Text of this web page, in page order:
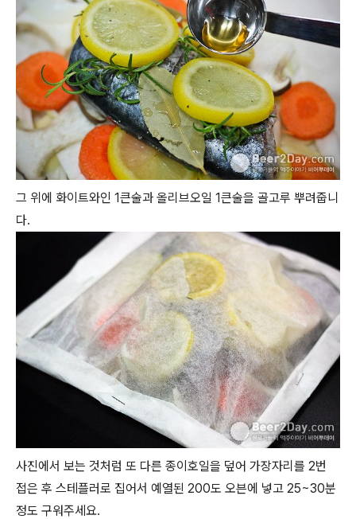
그 위에 화이트와인 1큰술과 올리브오일 1큰술을 골고루 뿌려줍니
다.
사진에서 보는 것처럼 또 다른 종이호일을 덮어 가장자리를 2번
접은 후 스테플러로 집어서 예열된 200도 오븐에 넣고 25~30분
정도 구워주세요.